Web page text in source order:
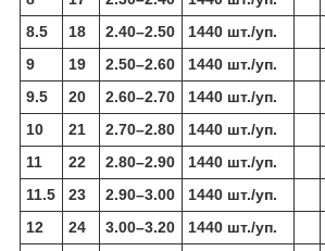
8.5
18 2.40–2.50 1440 шт./уп.
9
19 2.50–2.60 1440 шт./уп.
9.5
20 2.60–2.70 1440 шт./уп.
10
21 2.70–2.80 1440 шт./уп.
11
22 2.80–2.90 1440 шт./уп.
11.5
23 2.90–3.00 1440 шт./уп.
12
24 3.00–3.20 1440 шт./уп.